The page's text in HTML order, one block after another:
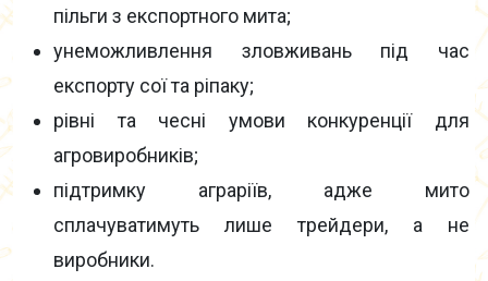
пільги з експортного мита;
унеможливлення зловживань під час
експорту сої та ріпаку;
рівні та чесні умови конкуренції для
агровиробників;
підтримку аграріїв, адже мито
сплачуватимуть лише трейдери, а не
виробники.